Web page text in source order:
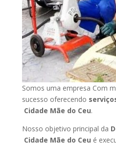
Somos uma empresa Com
sucesso oferecendo
Cidade Mãe do Ceu.
Nosso objetivo principal da
Cidade Mãe do Ceu é